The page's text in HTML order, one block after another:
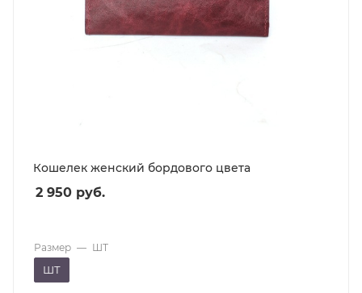
Кошелек женский бордового цвета
2 950 руб.
Размер — ШТ
ШТ